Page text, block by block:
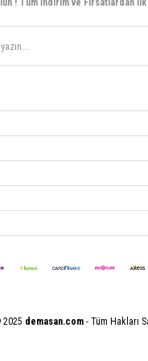
! Tüm İndirim ve Fırsatlardan
2025 demasan.com - Tüm Hakları